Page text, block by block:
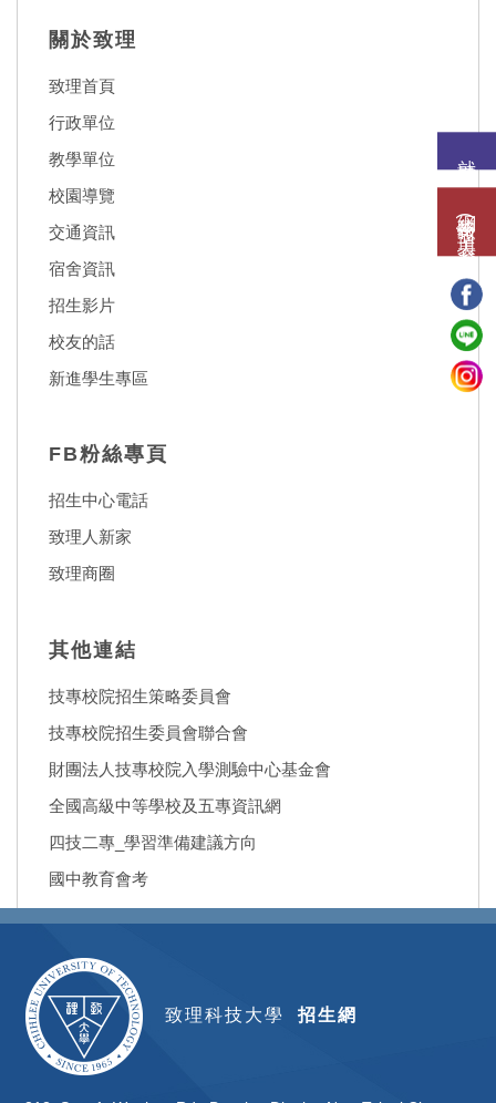
網路報名(填表)系統
關於致理
致理首頁
行政單位
教學單位
校園導覽
交通資訊
宿舍資訊
招生影片
校友的話
新進學生專區
FB粉絲專頁
招生中心電話
致理人新家
致理商圈
其他連結
技專校院招生策略委員會
技專校院招生委員會聯合會
財團法人技專校院入學測驗中心基金會
全國高級中等學校及五專資訊網
四技二專_學習準備建議方向
國中教育會考
致理科技大學招生網